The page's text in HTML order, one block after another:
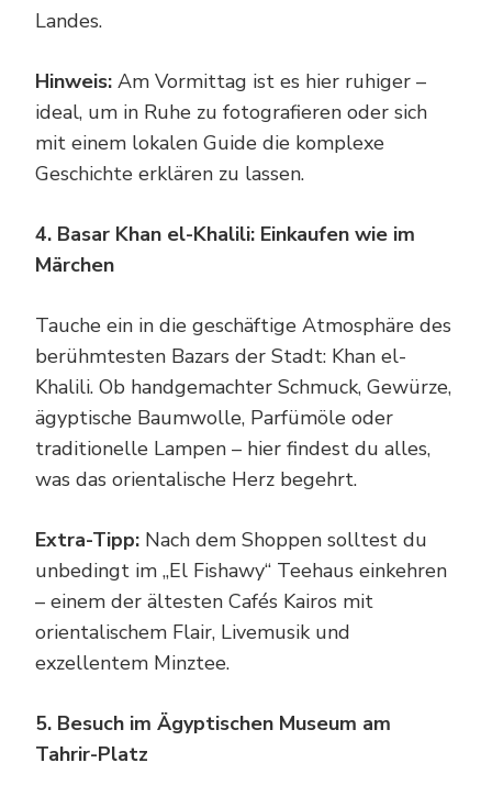
Landes.
Hinweis: Am Vormittag ist es hier ruhiger –
ideal, um in Ruhe zu fotografieren oder sich
mit einem lokalen Guide die komplexe
Geschichte erklären zu lassen.
4. Basar Khan el-Khalili: Einkaufen wie im
Märchen
Tauche ein in die geschäftige Atmosphäre des
berühmtesten Bazars der Stadt: Khan el-
Khalili. Ob handgemachter Schmuck, Gewürze,
ägyptische Baumwolle, Parfümöle oder
traditionelle Lampen – hier findest du alles,
was das orientalische Herz begehrt.
Extra-Tipp: Nach dem Shoppen solltest du
unbedingt im „El Fishawy“ Teehaus einkehren
– einem der ältesten Cafés Kairos mit
orientalischem Flair, Livemusik und
exzellentem Minztee.
5. Besuch im Ägyptischen Museum am
Tahrir-Platz